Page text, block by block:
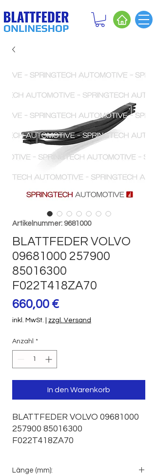
Artikelnummer: 9681000
BLATTFEDER VOLVO
09681000 257900
85016300
F022T418ZA70
660,00 €Preis
inkl. MwSt. zzgl. Versand
Anzahl *
In den Warenkorb
BLATTFEDER VOLVO 09681000
257900 85016300
F022T418ZA70
Länge (mm):